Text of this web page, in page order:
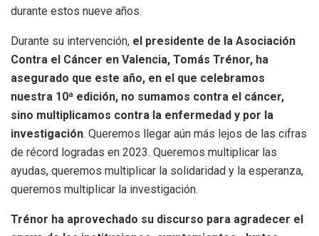
durante estos nueve años.
Durante su intervención, el presidente de la Asociación
Contra el Cáncer en Valencia, Tomás Trénor, ha
asegurado que este año, en el que celebramos
nuestra 10ª edición, no sumamos contra el cáncer,
sino multiplicamos contra la enfermedad y por la
investigación. Queremos llegar aún más lejos de las cifras
de récord logradas en 2023. Queremos multiplicar las
ayudas, queremos multiplicar la solidaridad y la esperanza,
queremos multiplicar la investigación.
Trénor ha aprovechado su discurso para agradecer el